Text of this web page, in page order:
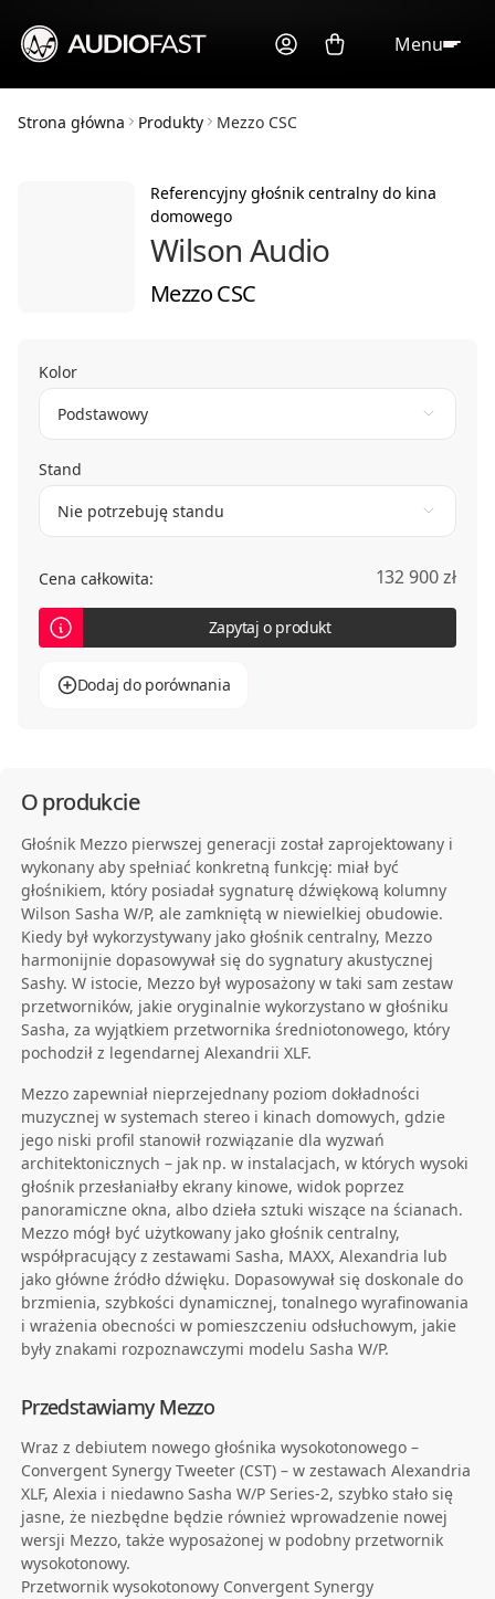
Menu
Strona główna Produkty Mezzo CSC
Referencyjny głośnik centralny do kina
domowego
Wilson Audio
Mezzo CSC
Kolor
Podstawowy
Stand
Nie potrzebuję standu
Cena całkowita: 132 900 zł
Zapytaj o produkt
Dodaj do porównania
O produkcie
Głośnik Mezzo pierwszej generacji został zaprojektowany i
wykonany aby spełniać konkretną funkcję: miał być
głośnikiem, który posiadał sygnaturę dźwiękową kolumny
Wilson Sasha W/P, ale zamkniętą w niewielkiej obudowie.
Kiedy był wykorzystywany jako głośnik centralny, Mezzo
harmonijnie dopasowywał się do sygnatury akustycznej
Sashy. W istocie, Mezzo był wyposażony w taki sam zestaw
przetworników, jakie oryginalnie wykorzystano w głośniku
Sasha, za wyjątkiem przetwornika średniotonowego, który
pochodził z legendarnej Alexandrii XLF.
Mezzo zapewniał nieprzejednany poziom dokładności
muzycznej w systemach stereo i kinach domowych, gdzie
jego niski profil stanowił rozwiązanie dla wyzwań
architektonicznych – jak np. w instalacjach, w których wysoki
głośnik przesłaniałby ekrany kinowe, widok poprzez
panoramiczne okna, albo dzieła sztuki wiszące na ścianach.
Mezzo mógł być użytkowany jako głośnik centralny,
współpracujący z zestawami Sasha, MAXX, Alexandria lub
jako główne źródło dźwięku. Dopasowywał się doskonale do
brzmienia, szybkości dynamicznej, tonalnego wyrafinowania
i wrażenia obecności w pomieszczeniu odsłuchowym, jakie
były znakami rozpoznawczymi modelu Sasha W/P.
Przedstawiamy Mezzo
Wraz z debiutem nowego głośnika wysokotonowego –
Convergent Synergy Tweeter (CST) – w zestawach Alexandria
XLF, Alexia i niedawno Sasha W/P Series-2, szybko stało się
jasne, że niezbędne będzie również wprowadzenie nowej
wersji Mezzo, także wyposażonej w podobny przetwornik
wysokotonowy.
Przetwornik wysokotonowy Convergent Synergy